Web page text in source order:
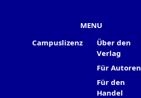
MENU
Campuslizenz
Über den
Verlag
Für Autoren
Für den
Handel